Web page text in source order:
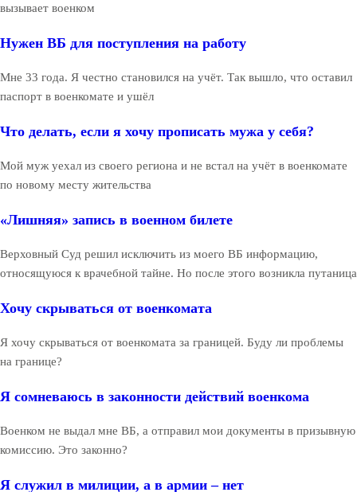
вызывает военком
Нужен ВБ для поступления на работу
Мне 33 года. Я честно становился на учёт. Так вышло, что оставил
паспорт в военкомате и ушёл
Что делать, если я хочу прописать мужа у себя?
Мой муж уехал из своего региона и не встал на учёт в военкомате
по новому месту жительства
«Лишняя» запись в военном билете
Верховный Суд решил исключить из моего ВБ информацию,
относящуюся к врачебной тайне. Но после этого возникла путаница
Хочу скрываться от военкомата
Я хочу скрываться от военкомата за границей. Буду ли проблемы
на границе?
Я сомневаюсь в законности действий военкома
Военком не выдал мне ВБ, а отправил мои документы в призывную
комиссию. Это законно?
Я служил в милиции, а в армии – нет